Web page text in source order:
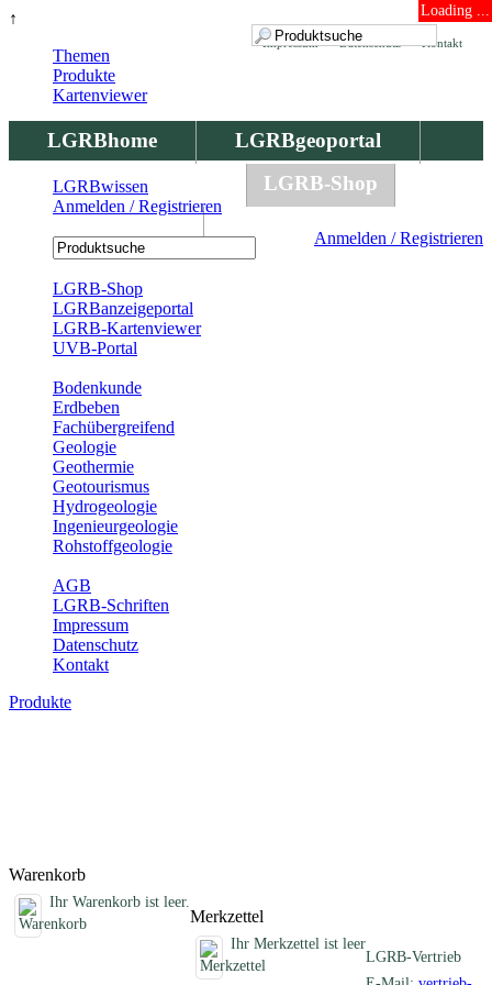
↑ Loading ...
Kontakt
Datenschutz
Impressum
LGRBhome
LGRBgeoportal
LGRBbohrungen
LGRB-Shop
Anmelden / Registrieren
Themen
Produkte
Kartenviewer
LGRBwissen
Anmelden / Registrieren
LGRB-Shop
LGRBanzeigeportal
LGRB-Kartenviewer
UVB-Portal
Bodenkunde
Erdbeben
Fachübergreifend
Geologie
Geothermie
Geotourismus
Hydrogeologie
Ingenieurgeologie
Rohstoffgeologie
AGB
LGRB-Schriften
Impressum
Datenschutz
Kontakt
Produkte
Warenkorb
Ihr Warenkorb ist leer.
Merkzettel
Ihr Merkzettel ist leer
LGRB-Vertrieb